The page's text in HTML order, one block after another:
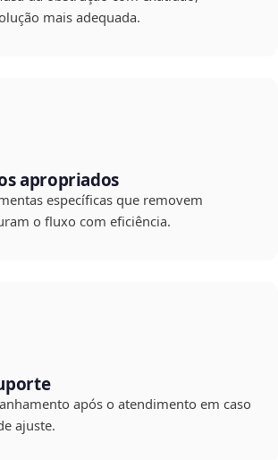
mais adequada.
apropriados
específicas que removem
o fluxo com eficiência.
após o atendimento em caso
ajuste.